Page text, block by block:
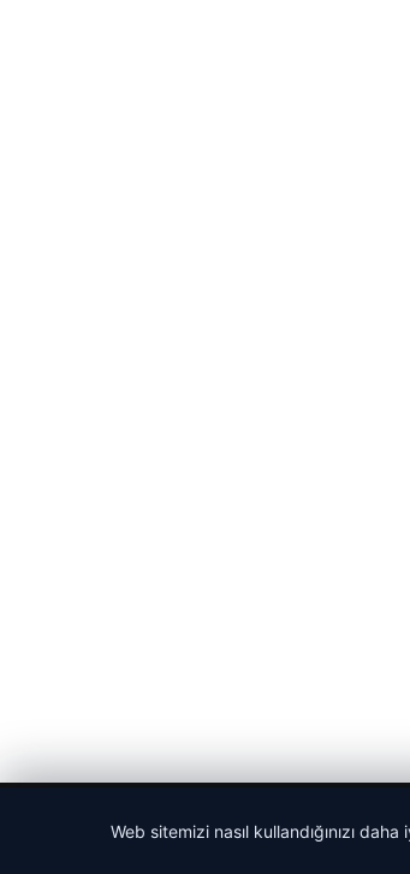
Web sitemizi nasıl kullandığınızı